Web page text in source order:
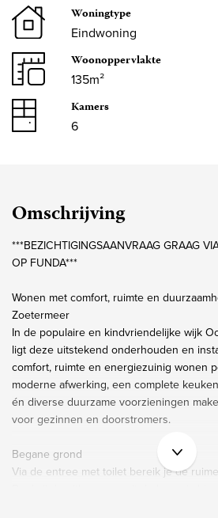
Woningtype
Eindwoning
Woonoppervlakte
135m²
Kamers
6
Omschrijving
***BEZICHTIGINGSAANVRAAG GRAAG
OP FUNDA***
Wonen met comfort, ruimte en
Zoetermeer
In de populaire en kindvriendelijke wijk
ligt deze uitstekend onderhouden en
comfort, ruimte en energiezuinig wonen
moderne afwerking, een complete
én diverse duurzame voorzieningen
voor gezinnen en doorstromers.
Begane grond
Via de entree met toilet bereik je de